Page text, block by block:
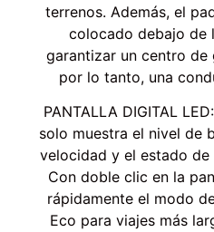
terrenos. Además, el
colocado debajo de
garantizar un centro de
por lo tanto, una
PANTALLA DIGITAL
solo muestra el nivel de
velocidad y el estado
Con doble clic en la
rápidamente el modo
Eco para viajes más